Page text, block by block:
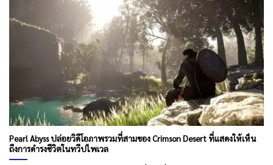
Pearl Abyss ปล่อยวิดีโอภาพรวมที่สามของ Crimson Desert ที่แสดงให้เห็น
ถึงการดำรงชีวิตในทวีปไพเวล